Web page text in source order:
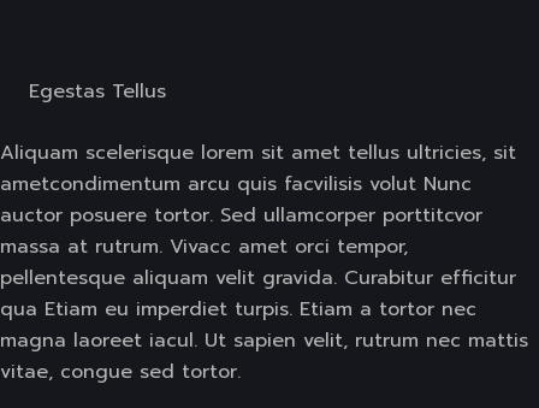
Egestas Tellus
Aliquam scelerisque lorem sit amet tellus ultricies, sit
ametcondimentum arcu quis facvilisis volut Nunc
auctor posuere tortor. Sed ullamcorper porttitcvor
massa at rutrum. Vivacc amet orci tempor,
pellentesque aliquam velit gravida. Curabitur efficitur
qua Etiam eu imperdiet turpis. Etiam a tortor nec
magna laoreet iacul. Ut sapien velit, rutrum nec mattis
vitae, congue sed tortor.